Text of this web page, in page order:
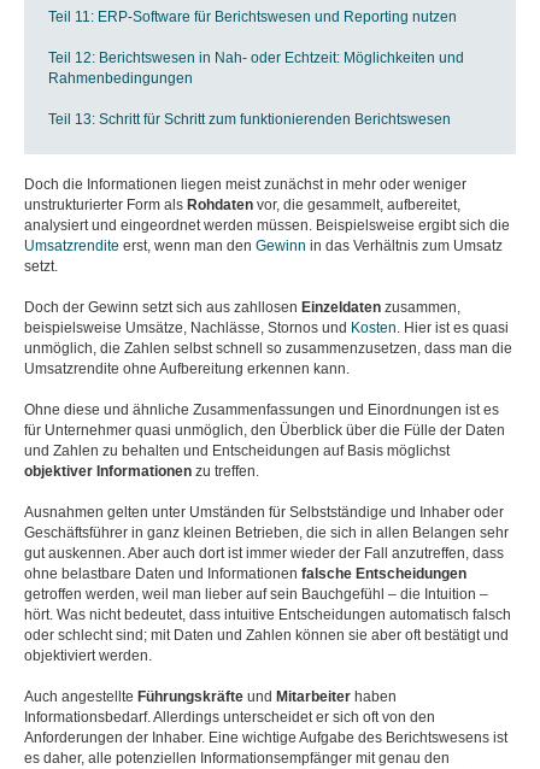
Teil 11: ERP-Software für Berichtswesen und Reporting nutzen
Teil 12: Berichtswesen in Nah- oder Echtzeit: Möglichkeiten und
Rahmenbedingungen
Teil 13: Schritt für Schritt zum funktionierenden Berichtswesen
Doch die Informationen liegen meist zunächst in mehr oder weniger
unstrukturierter Form als Rohdaten vor, die gesammelt, aufbereitet,
analysiert und eingeordnet werden müssen. Beispielsweise ergibt sich die
Umsatzrendite erst, wenn man den Gewinn in das Verhältnis zum Umsatz
setzt.
Doch der Gewinn setzt sich aus zahllosen Einzeldaten zusammen,
beispielsweise Umsätze, Nachlässe, Stornos und Kosten. Hier ist es quasi
unmöglich, die Zahlen selbst schnell so zusammenzusetzen, dass man die
Umsatzrendite ohne Aufbereitung erkennen kann.
Ohne diese und ähnliche Zusammenfassungen und Einordnungen ist es
für Unternehmer quasi unmöglich, den Überblick über die Fülle der Daten
und Zahlen zu behalten und Entscheidungen auf Basis möglichst
objektiver Informationen zu treffen.
Ausnahmen gelten unter Umständen für Selbstständige und Inhaber oder
Geschäftsführer in ganz kleinen Betrieben, die sich in allen Belangen sehr
gut auskennen. Aber auch dort ist immer wieder der Fall anzutreffen, dass
ohne belastbare Daten und Informationen falsche Entscheidungen
getroffen werden, weil man lieber auf sein Bauchgefühl – die Intuition –
hört. Was nicht bedeutet, dass intuitive Entscheidungen automatisch falsch
oder schlecht sind; mit Daten und Zahlen können sie aber oft bestätigt und
objektiviert werden.
Auch angestellte Führungskräfte und Mitarbeiter haben
Informationsbedarf. Allerdings unterscheidet er sich oft von den
Anforderungen der Inhaber. Eine wichtige Aufgabe des Berichtswesens ist
es daher, alle potenziellen Informationsempfänger mit genau den